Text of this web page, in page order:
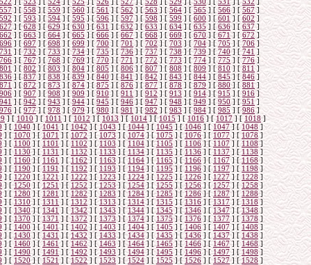
557 ] [558] [559] [560 ] [561] [562 ] [563] [564 ] [565] [566] [567]
592 ] [ 593] [ 594] [ 595] [596] [597] [598 ] [ 599 ] [ 600] [601 ] [602 ]
627] [628 ] [629 ] [ 630 ] [ 631 ] [632 ] [633 ] [634 ] [ 635 ] [636] [ 637]
662 ] [663] [664] [665 ] [666] [667 ] [ 668] [ 669 ] [670 ] [671] [ 672]
696 ] [697 ] [698 ] [ 699 ] [700] [ 701] [ 702] [ 703 ] [704] [ 705 ] [ 706]
731 ] [732] [ 733 ] [734] [ 735 ] [736] [737] [ 738] [739 ] [ 740] [741 ]
766 ] [ 767] [ 768] [769] [ 770 ] [ 771 ] [772] [ 773 ] [774 ] [775 ] [776]
801 ] [ 802 ] [803] [ 804 ] [805 ] [806] [ 807] [ 808] [ 809] [810 ] [ 811]
836] [837] [ 838] [ 839 ] [ 840] [841 ] [842 ] [843] [ 844 ] [845] [ 846 ]
871 ] [872] [873 ] [874 ] [ 875] [876 ] [877] [ 878] [879] [ 880] [ 881]
906 ] [ 907 ] [908 ] [909] [910] [ 911] [ 912] [ 913 ] [914] [915 ] [ 916]
941 ] [ 942 ] [943 ] [944] [ 945] [946] [947] [ 948 ] [ 949 ] [950 ] [951]
976 ] [ 977] [ 978] [979] [ 980 ] [ 981 ] [ 982 ] [ 983] [984 ] [985 ] [986]
] [ 1010 ] [1011 ] [1012] [1013 ] [ 1014] [1015] [1016] [1017 ] [ 1018]
] [ 1040] [1041] [ 1042 ] [ 1043 ] [1044] [ 1045 ] [1046 ] [1047] [ 1048 ]
] [1070 ] [1071 ] [1072] [1073] [1074] [1075] [ 1076] [ 1077] [ 1078]
] [ 1100 ] [1101] [ 1102] [ 1103] [1104] [1105 ] [ 1106] [1107] [ 1108]
] [ 1130] [1131] [1132 ] [1133 ] [ 1134] [ 1135] [1136] [1137] [1138 ]
] [ 1160] [ 1161 ] [ 1162] [ 1163 ] [1164 ] [ 1165] [1166 ] [ 1167] [1168 ]
] [ 1190] [1191] [ 1192 ] [1193 ] [1194] [1195 ] [ 1196] [1197] [ 1198]
] [ 1220 ] [1221] [ 1222 ] [ 1223 ] [ 1224] [ 1225 ] [ 1226 ] [1227 ] [ 1228 ]
] [1250 ] [ 1251 ] [ 1252 ] [ 1253] [1254 ] [1255 ] [ 1256 ] [ 1257] [ 1258]
] [ 1280] [1281] [ 1282] [1283 ] [1284] [1285 ] [1286] [1287] [ 1288]
] [ 1310] [1311] [1312 ] [1313 ] [1314] [ 1315] [1316] [1317] [ 1318]
] [ 1340] [ 1341 ] [1342] [ 1343 ] [1344 ] [1345] [1346 ] [ 1347] [1348]
] [ 1370] [1371 ] [1372] [ 1373 ] [1374] [1375] [ 1376 ] [1377] [1378]
] [ 1400] [ 1401] [ 1402 ] [ 1403 ] [ 1404 ] [ 1405 ] [ 1406 ] [ 1407 ] [ 1408]
] [1430] [1431 ] [ 1432 ] [ 1433] [1434] [ 1435 ] [ 1436 ] [ 1437] [ 1438 ]
] [ 1460] [1461] [ 1462] [1463 ] [1464] [ 1465 ] [1466] [ 1467] [ 1468 ]
] [ 1490 ] [1491] [1492] [1493 ] [ 1494] [1495] [ 1496] [1497] [ 1498]
] [ 1520] [ 1521 ] [1522] [ 1523 ] [1524] [ 1525] [1526 ] [ 1527] [1528 ]